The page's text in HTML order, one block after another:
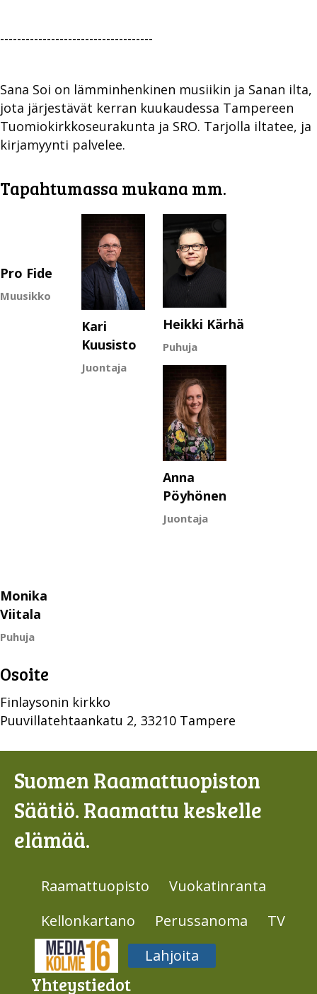
------------------------------------
Sana Soi on lämminhenkinen musiikin ja Sanan ilta,
jota järjestävät kerran kuukaudessa Tampereen
Tuomiokirkkoseurakunta ja SRO. Tarjolla iltatee, ja
kirjamyynti palvelee.
Tapahtumassa mukana mm.
Kari
Kuusisto
Juontaja
Heikki Kärhä
Puhuja
Anna
Pöyhönen
Juontaja
Monika
Viitala
Osoite
Finlaysonin kirkko
Puuvillatehtaankatu 2, 33210 Tampere
Suomen Raamattuopiston
elämää.
Raamattuopisto
Kellonkartano
Perussanoma